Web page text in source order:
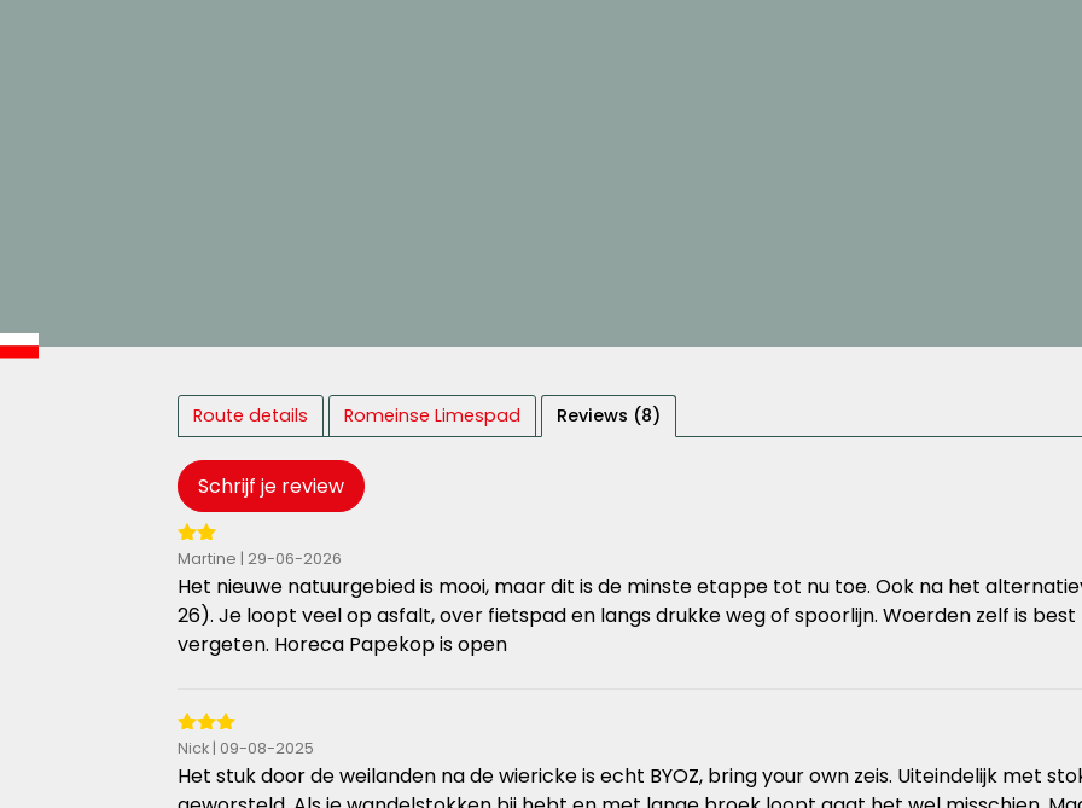
Route details Romeinse Limespad Reviews (8)
Schrijf je review
2
van
de
5
Martine | 29-06-2026
Het nieuwe natuurgebied is mooi, maar dit is de minste etappe tot nu toe. Ook na het
26). Je loopt veel op asfalt, over fietspad en langs drukke weg of spoorlijn. Woerden zelf is
vergeten. Horeca Papekop is open
3
van
Nick | 09-08-2025
Het stuk door de weilanden na de wiericke is echt BYOZ, bring your own zeis. Uiteindelijk met